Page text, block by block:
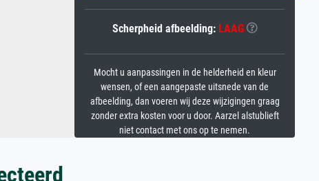
Scherpheid afbeelding: LAAG
Mocht u aanpassingen in de helderheid en kleur
wensen, of een aangepaste uitsnede van de
afbeelding, dan voeren wij deze wijzigingen graag
zonder extra kosten voor u door. Aarzel alstublieft
niet contact met ons op te nemen.